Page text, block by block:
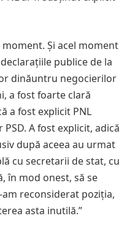
Și acel moment
publice de la
dinăuntru negocierilor
a fost foarte clară
a fost explicit PNL
A fost explicit, adică
după aceea au urmat
cu secretarii de stat, cu
în mod onest, să se
reconsiderat poziția,
asta inutilă.”